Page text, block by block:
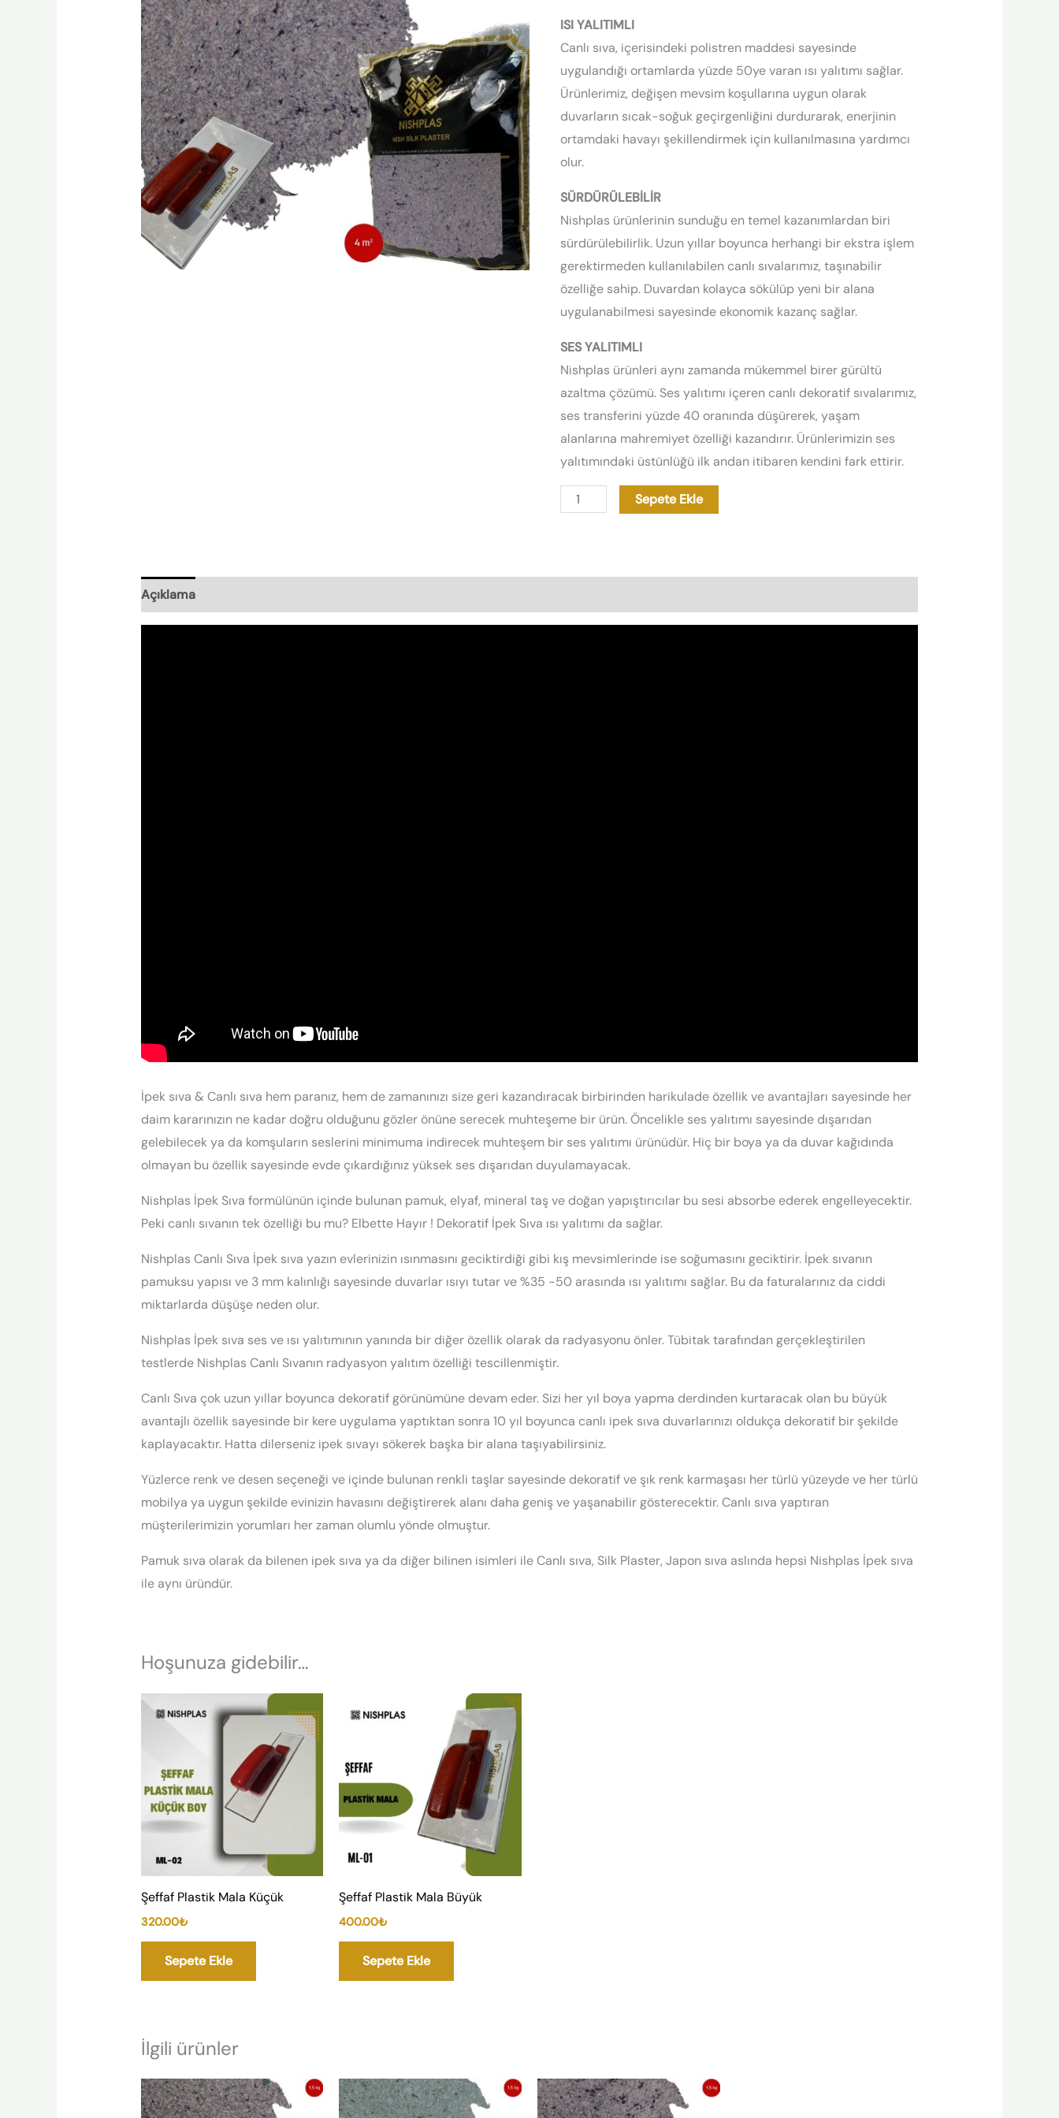
ISI YALITIMLI
Canlı sıva, içerisindeki polistren maddesi sayesinde
uygulandığı ortamlarda yüzde 50ye varan ısı yalıtımı sağlar.
Ürünlerimiz, değişen mevsim koşullarına uygun olarak
duvarların sıcak-soğuk geçirgenliğini durdurarak, enerjinin
ortamdaki havayı şekillendirmek için kullanılmasına yardımcı
olur.
SÜRDÜRÜLEBİLİR
Nishplas ürünlerinin sunduğu en temel kazanımlardan biri
sürdürülebilirlik. Uzun yıllar boyunca herhangi bir ekstra işlem
gerektirmeden kullanılabilen canlı sıvalarımız, taşınabilir
özelliğe sahip. Duvardan kolayca sökülüp yeni bir alana
uygulanabilmesi sayesinde ekonomik kazanç sağlar.
SES YALITIMLI
Nishplas ürünleri aynı zamanda mükemmel birer gürültü
azaltma çözümü. Ses yalıtımı içeren canlı dekoratif sıvalarımız,
ses transferini yüzde 40 oranında düşürerek, yaşam
alanlarına mahremiyet özelliği kazandırır. Ürünlerimizin ses
yalıtımındaki üstünlüğü ilk andan itibaren kendini fark ettirir.
|
Organik
Sıva
adet
Sepete Ekle
Açıklama
İpek sıva & Canlı sıva hem paranız, hem de zamanınızı size geri kazandıracak birbirinden harikulade özellik ve avantajları sayesinde her
daim kararınızın ne kadar doğru olduğunu gözler önüne serecek muhteşeme bir ürün. Öncelikle ses yalıtımı sayesinde dışarıdan
gelebilecek ya da komşuların seslerini minimuma indirecek muhteşem bir ses yalıtımı ürünüdür. Hiç bir boya ya da duvar kağıdında
olmayan bu özellik sayesinde evde çıkardığınız yüksek ses dışarıdan duyulamayacak.
Nishplas İpek Sıva formülünün içinde bulunan pamuk, elyaf, mineral taş ve doğan yapıştırıcılar bu sesi absorbe ederek engelleyecektir.
Peki canlı sıvanın tek özelliği bu mu? Elbette Hayır ! Dekoratif İpek Sıva ısı yalıtımı da sağlar.
Nishplas Canlı Sıva İpek sıva yazın evlerinizin ısınmasını geciktirdiği gibi kış mevsimlerinde ise soğumasını geciktirir. İpek sıvanın
pamuksu yapısı ve 3 mm kalınlığı sayesinde duvarlar ısıyı tutar ve %35 -50 arasında ısı yalıtımı sağlar. Bu da faturalarınız da ciddi
miktarlarda düşüşe neden olur.
Nishplas İpek sıva ses ve ısı yalıtımının yanında bir diğer özellik olarak da radyasyonu önler. Tübitak tarafından gerçekleştirilen
testlerde Nishplas Canlı Sıvanın radyasyon yalıtım özelliği tescillenmiştir.
Canlı Sıva çok uzun yıllar boyunca dekoratif görünümüne devam eder. Sizi her yıl boya yapma derdinden kurtaracak olan bu büyük
avantajlı özellik sayesinde bir kere uygulama yaptıktan sonra 10 yıl boyunca canlı ipek sıva duvarlarınızı oldukça dekoratif bir şekilde
kaplayacaktır. Hatta dilerseniz ipek sıvayı sökerek başka bir alana taşıyabilirsiniz.
Yüzlerce renk ve desen seçeneği ve içinde bulunan renkli taşlar sayesinde dekoratif ve şık renk karmaşası her türlü yüzeyde ve her türlü
mobilya ya uygun şekilde evinizin havasını değiştirerek alanı daha geniş ve yaşanabilir gösterecektir. Canlı sıva yaptıran
müşterilerimizin yorumları her zaman olumlu yönde olmuştur.
Pamuk sıva olarak da bilenen ipek sıva ya da diğer bilinen isimleri ile Canlı sıva, Silk Plaster, Japon sıva aslında hepsi Nishplas İpek sıva
ile aynı üründür.
Hoşunuza gidebilir…
Şeffaf Plastik Mala Küçük
320.00₺
Sepete Ekle
Şeffaf Plastik Mala Büyük
400.00₺
Sepete Ekle
İlgili ürünler